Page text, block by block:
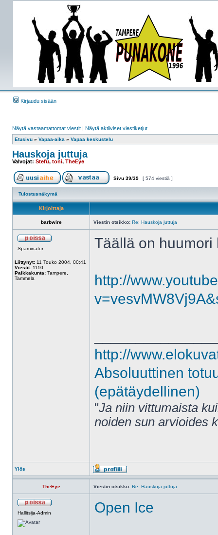
Kirjaudu sisään
Näytä vastaamattomat viestit | Näytä aktiiviset viestiketjut
Etusivu » Vapaa-aika » Vapaa keskustelu
Hauskoja juttuja
Valvojat: Stefu, toni, TheEye
Sivu 39/39 [ 574 viestiä ]
Tulostusnäkymä
Kirjoittaja
barbwire Viestin otsikko: Re: Hauskoja juttuja
Spaminator
Liittynyt: 11 Touko 2004, 00:41
Viestit: 1110
Paikkakunta: Tampere,
Tammela
Täällä on
http://
http://
Absoluuttinen
(epätäydellinen)
"Ja niin vittumaista
noiden sun arvioides
Ylös
TheEye Viestin otsikko: Re: Hauskoja juttuja
Hallitsija-Admin Open Ice